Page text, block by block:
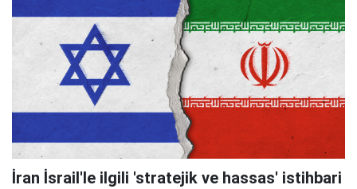
İran İsrail'le ilgili 'stratejik ve hassas' istihbari